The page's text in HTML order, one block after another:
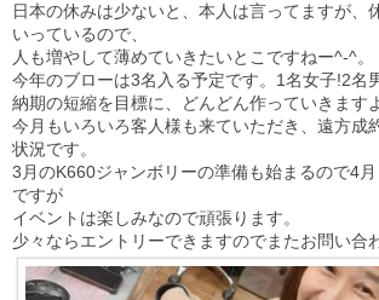
日本の休みは少ないと、本人は言ってますが、
いっているので、
人も増やして薄めていきたいとこですねー^-^。
今年のブローは3名入る予定です。1名女子!2名
納期の短縮を目標に、どんどん作っていきます
今月もいろいろ客人様も来ていただき、遠方成
状況です。
3月のK660ジャンボリーの準備も始まるので4
ですが
イベントは楽しみなので頑張ります。
少々ならエントリーできますのでまたお問い合